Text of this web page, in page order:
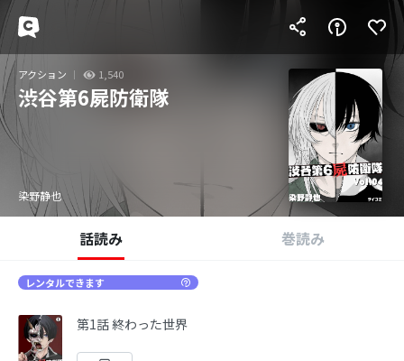
アクション 1,540
渋谷第6屍防衛隊
染野静也
話読み 巻読み
レンタルできます
第1話 終わった世界